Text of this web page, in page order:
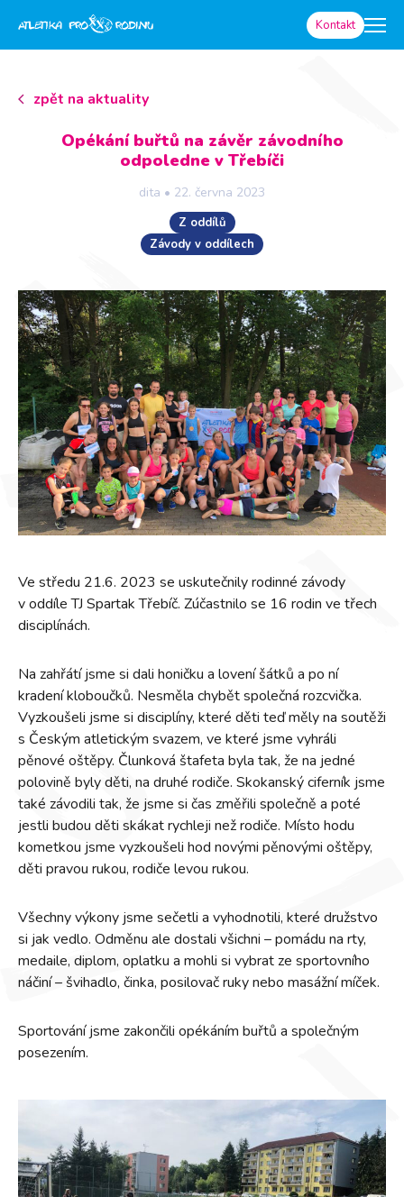
Kontakt
zpět na aktuality
Opékání buřtů na závěr závodního
odpoledne v Třebíči
dita • 22. června 2023
Z oddílů
Závody v oddílech
Ve středu 21.6. 2023 se uskutečnily rodinné závody
v oddíle TJ Spartak Třebíč. Zúčastnilo se 16 rodin ve třech
disciplínách.
Na zahřátí jsme si dali honičku a lovení šátků a po ní
kradení kloboučků. Nesměla chybět společná rozcvička.
Vyzkoušeli jsme si disciplíny, které děti teď měly na soutěži
s Českým atletickým svazem, ve které jsme vyhráli
pěnové oštěpy. Člunková štafeta byla tak, že na jedné
polovině byly děti, na druhé rodiče. Skokanský ciferník jsme
také závodili tak, že jsme si čas změřili společně a poté
jestli budou děti skákat rychleji než rodiče. Místo hodu
kometkou jsme vyzkoušeli hod novými pěnovými oštěpy,
děti pravou rukou, rodiče levou rukou.
Všechny výkony jsme sečetli a vyhodnotili, které družstvo
si jak vedlo. Odměnu ale dostali všichni – pomádu na rty,
medaile, diplom, oplatku a mohli si vybrat ze sportovního
náčiní – švihadlo, činka, posilovač ruky nebo masážní míček.
Sportování jsme zakončili opékáním buřtů a společným
posezením.